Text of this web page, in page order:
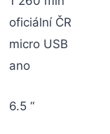
oficiální ČR
micro USB
ano
6.5 “